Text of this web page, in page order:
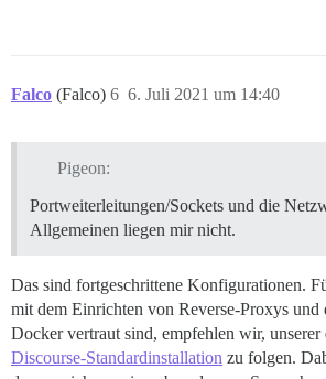
Falco (Falco) 6. Juli 2021 um 14:40
6
Pigeon:
Portweiterleitungen/Sockets und die
Allgemeinen liegen mir nicht.
Das sind fortgeschrittene Konfigurationen.
mit dem Einrichten von Reverse-Proxys und
Docker vertraut sind, empfehlen wir, unserer
Discourse-Standardinstallation zu folgen.